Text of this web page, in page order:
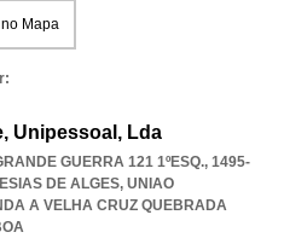
Mapa
Unipessoal, Lda
GUERRA 121 1ºESQ., 1495-
DE ALGES, UNIAO
A VELHA CRUZ QUEBRADA